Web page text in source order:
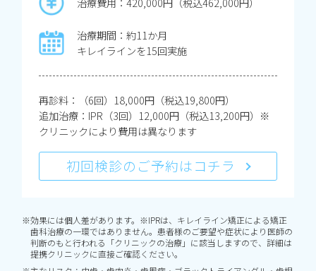
治療期間：約11か月
キレイラインを15回実施
再診料：（6回）18,000円（税込19,800円）
追加治療：IPR（3回）12,000円（税込13,200円）※
クリニックにより費用は異なります
初回検診のご予約はコチラ
※効果には個人差があります。※IPRは、キレイライン矯正による矯正
歯科治療の一環ではありません。患者様のご要望や症状により医師の
判断のもと行われる「クリニックの治療」に該当しますので、詳細は
提携クリニックに直接ご確認ください。